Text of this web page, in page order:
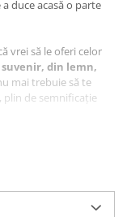
duce acasă o parte
vrei să le oferi celor
suvenir, din lemn,
mai trebuie să te
plin de semnificație
pentru a păstra